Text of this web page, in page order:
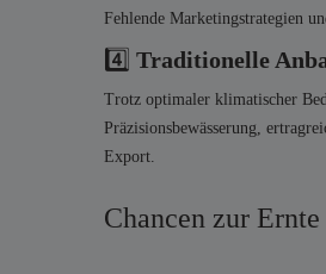
Fehlende Marketingstrategien
4️⃣ Traditionelle
Trotz optimaler klimatischer
Präzisionsbewässerung,
Export.
Chancen zur Ernte